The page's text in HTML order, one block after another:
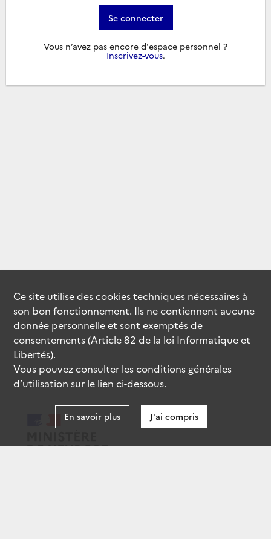
Se connecter
Vous n’avez pas encore d'espace personnel ?
Inscrivez-vous.
Ce site utilise descookiestechniques nécessaires à
son bon fonctionnement. Ils ne contiennent aucune
donnée personnelle et sont exemptés de
consentements (Article 82 de la loi Informatique et
Libertés).
Vous pouvez consulter les conditions générales
d’utilisation sur le lien ci-dessous.
En savoir plus J'ai compris